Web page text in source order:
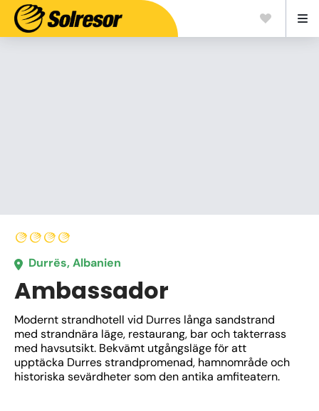
Durrës, Albanien
Ambassador
Modernt strandhotell vid Durres långa sandstrand
med strandnära läge, restaurang, bar och takterrass
med havsutsikt. Bekvämt utgångsläge för att
upptäcka Durres strandpromenad, hamnområde och
historiska sevärdheter som den antika amfiteatern.